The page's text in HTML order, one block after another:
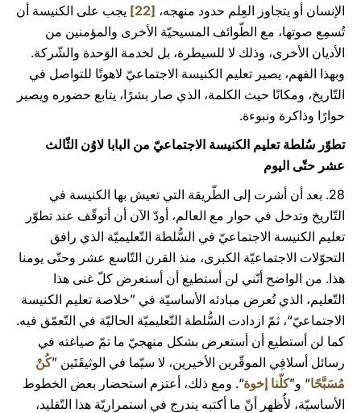
الإنسان أو يتجاوز العِلم حدود منهجه، [22]
يجب على الكنيسة أن
تُسمِع صوتها، مع الطّوائف المسيحيّة الأخرى والمؤمنين من
الأديان الأخرى، وذلك لا للسيطرة، بل لخدمة الوَحدة والشّركة.
وبهذا الفهم، يصير تعليم الكنيسة الاجتماعيّ لاهوتًا للتواصل في
التّاريخ، ومكانًا حيث الكلمة، الذي صار بشرًا، يتابع حضوره ويصير
حوارًا وذاكرة ونبوءة.
تطوّر سُلطة تعليم الكنيسة الاجتماعيّ من البابا لاوُن الثّالث
عشر حتّى اليوم
28. بعد أن أشرت إلى الطّريقة التي تعيش بها الكنيسة في
التّاريخ وتدخل في حوار مع العالم، أودّ الآن أن أتوقّف عند تطوّر
تعليم الكنيسة الاجتماعيّ في السُّلطة التّعليميّة الذي رافق
التحوّلات الاجتماعيّة الكبرى، منذ القرن التّاسع عشر وحتّى يومنا
هذا. من الواضح أنّني لن أستطيع أن أستعرض كلّ غنى هذا
التّعليم، الذي تُعرض مبادئه الأساسيّة في ”خلاصة تعليم الكنيسة
الاجتماعيّ“، ثمّ ازدادت السُّلطة التّعليميّة الحاليّة في التّعمّق فيه.
كما لن أستطيع أن أستعرض بشكل منهجيّ ما تمّ صياغته في
رسائل أسلافِي الموقّرين الأخيرين، لا سيّما في الوثيقَتَين ”كُنْ
مُسَبَّحًا“ و”كلّنا إخوة“. ومع ذلك، أعتزم استحضار بعض الخطوط
الأساسيّة، لأُظهِر أنّ ما أكتبه يندرج في استمراريّة هذا التّقليد،